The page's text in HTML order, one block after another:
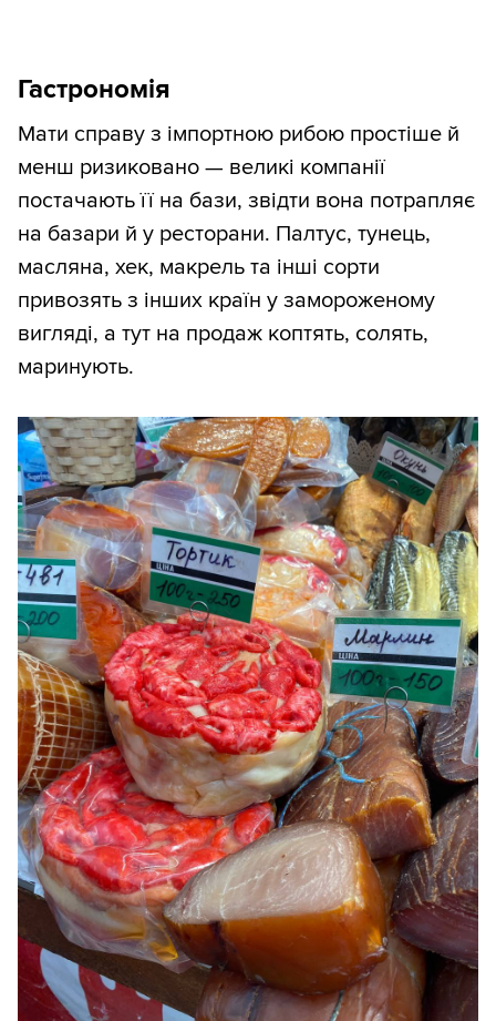
Гастрономія
Мати справу з імпортною рибою простіше й
менш ризиковано — великі компанії
постачають її на бази, звідти вона потрапляє
на базари й у ресторани. Палтус, тунець,
масляна, хек, макрель та інші сорти
привозять з інших країн у замороженому
вигляді, а тут на продаж коптять, солять,
маринують.